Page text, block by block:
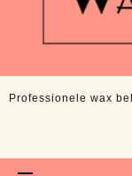
Professionele wax